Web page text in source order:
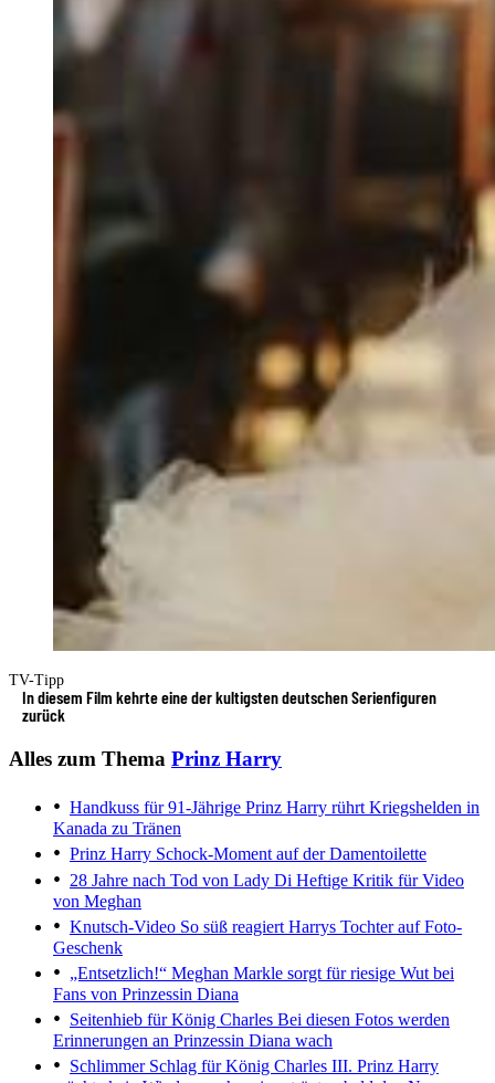
TV-Tipp
In diesem Film kehrte eine der kultigsten deutschen Serienfiguren
zurück
Alles zum Thema Prinz Harry
Handkuss für 91-Jährige Prinz Harry rührt Kriegshelden in
Kanada zu Tränen
Prinz Harry Schock-Moment auf der Damentoilette
28 Jahre nach Tod von Lady Di Heftige Kritik für Video
von Meghan
Knutsch-Video So süß reagiert Harrys Tochter auf Foto-
Geschenk
„Entsetzlich!“ Meghan Markle sorgt für riesige Wut bei
Fans von Prinzessin Diana
Seitenhieb für König Charles Bei diesen Fotos werden
Erinnerungen an Prinzessin Diana wach
Schlimmer Schlag für König Charles III. Prinz Harry